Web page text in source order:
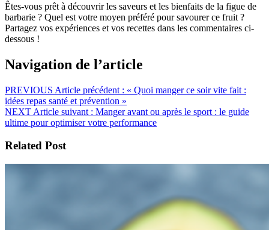
Êtes-vous prêt à découvrir les saveurs et les bienfaits de la figue de
barbarie ? Quel est votre moyen préféré pour savourer ce fruit ?
Partagez vos expériences et vos recettes dans les commentaires ci-
dessous !
Navigation de l’article
PREVIOUS Article précédent : « Quoi manger ce soir vite fait :
idées repas santé et prévention »
NEXT Article suivant : Manger avant ou après le sport : le guide
ultime pour optimiser votre performance
Related Post